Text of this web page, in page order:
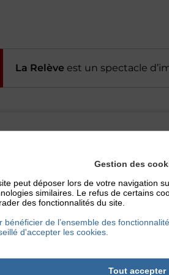
La Relève est un spectacle
UN
Gestion des
peut déposer lors de votre navigation
similaires. Le refus de certains
des fonctionnalités du site.
bénéficier de l’ensemble des
d'accepter les cookies.
Tout accepter